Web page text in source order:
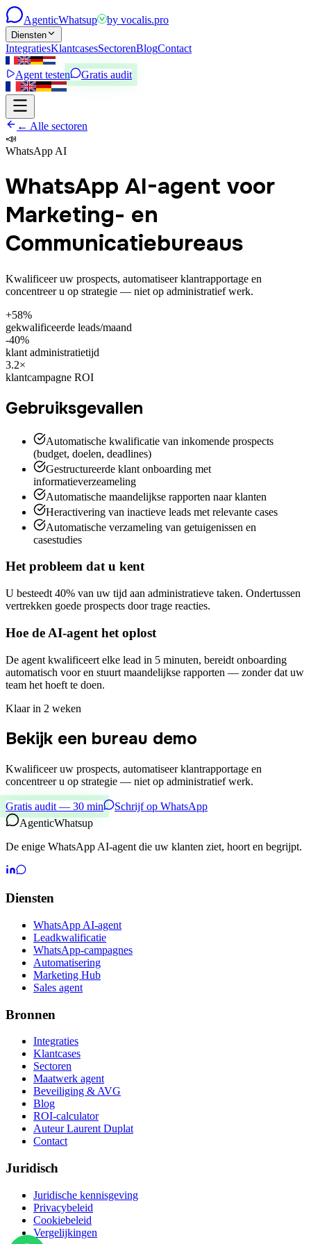
AgenticWhatsup by vocalis.pro
Diensten
IntegratiesKlantcasesSectorenBlogContact
Agent testen Gratis audit
← Alle sectoren
📣
WhatsApp AI
WhatsApp AI-agent voor
Marketing- en
Communicatiebureaus
Kwalificeer uw prospects, automatiseer klantrapportage en
concentreer u op strategie — niet op administratief werk.
+58%
gekwalificeerde leads/maand
-40%
klant administratietijd
3.2×
klantcampagne ROI
Gebruiksgevallen
Automatische kwalificatie van inkomende prospects
(budget, doelen, deadlines)
Gestructureerde klant onboarding met
informatieverzeameling
Automatische maandelijkse rapporten naar klanten
Heractivering van inactieve leads met relevante cases
Automatische verzameling van getuigenissen en
casestudies
Het probleem dat u kent
U besteedt 40% van uw tijd aan administratieve taken. Ondertussen
vertrekken goede prospects door trage reacties.
Hoe de AI-agent het oplost
De agent kwalificeert elke lead in 5 minuten, bereidt onboarding
automatisch voor en stuurt maandelijkse rapporten — zonder dat uw
team het hoeft te doen.
Klaar in 2 weken
Bekijk een bureau demo
Kwalificeer uw prospects, automatiseer klantrapportage en
concentreer u op strategie — niet op administratief werk.
Gratis audit — 30 min
Schrijf op WhatsApp
AgenticWhatsup
De enige WhatsApp AI-agent die uw klanten ziet, hoort en begrijpt.
Diensten
WhatsApp AI-agent
Leadkwalificatie
WhatsApp-campagnes
Automatisering
Marketing Hub
Sales agent
Bronnen
Integraties
Klantcases
Sectoren
Maatwerk agent
Beveiliging & AVG
Blog
ROI-calculator
Auteur Laurent Duplat
Contact
Juridisch
Juridische kennisgeving
Privacybeleid
Cookiebeleid
Vergelijkingen